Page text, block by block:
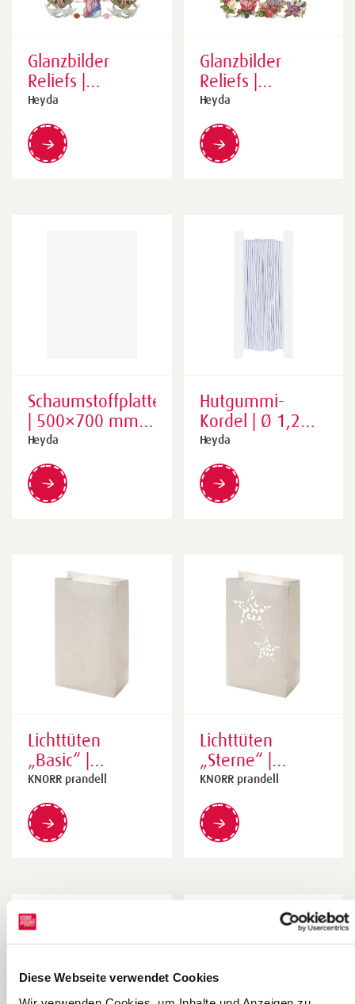
Diese Webseite verwendet Cookies
Glanzbilder
Reliefs |
170×240 mm,
sortiert
Heyda
Glanzbilder
Reliefs |
170×240 mm,
sortiert
Heyda
Schaumstoffplatte
| 500×700 mm,
3 mm, weiß
Heyda
Hutgummi-
Kordel | Ø 1,2
mm × 25 m,
weiß
Heyda
Lichttüten
„Basic“ |
155×265×90
mm, creme, 6
Stück
KNORR prandell
Lichttüten
„Sterne“ |
155×265×90
mm, creme, 6
Stück
KNORR prandell